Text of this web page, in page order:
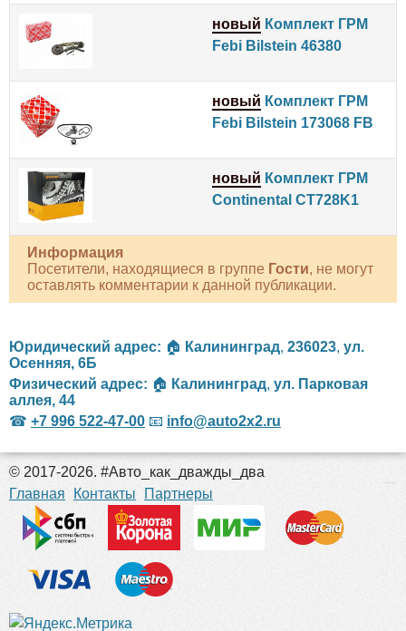
новый Комплект ГРМ
Febi Bilstein 46380
новый Комплект ГРМ
Febi Bilstein 173068 FB
новый Комплект ГРМ
Continental CT728K1
Информация
Посетители, находящиеся в группе Гости, не могут
оставлять комментарии к данной публикации.
Юридический адрес: 🏠 Калининград, 236023, ул.
Осенняя, 6Б
Физический адрес: 🏠 Калининград, ул. Парковая
аллея, 44
☎ +7 996 522-47-00 📧 info@auto2x2.ru
© 2017-2026. #Авто_как_дважды_два
Главная
Контакты Партнеры